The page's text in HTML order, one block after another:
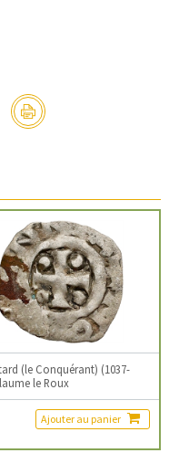
(le Conquérant) (1037-
le Roux
Ajouter au panier